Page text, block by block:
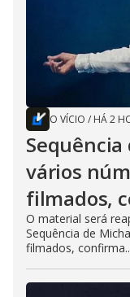
O VÍCIO / HÁ 2
vários
filmados,
O material será
Sequência de
filmados,